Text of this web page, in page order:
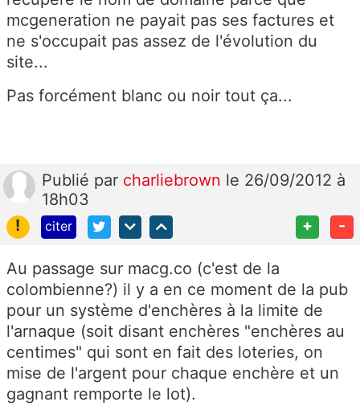
mcgeneration ne payait pas ses factures et
ne s'occupait pas assez de l'évolution du
site...
Pas forcément blanc ou noir tout ça...
Publié par charliebrown le 26/09/2012 à
18h03
!
citer + -
Au passage sur macg.co (c'est de la
colombienne?) il y a en ce moment de la pub
pour un système d'enchères à la limite de
l'arnaque (soit disant enchères "enchères au
centimes" qui sont en fait des loteries, on
mise de l'argent pour chaque enchère et un
gagnant remporte le lot).